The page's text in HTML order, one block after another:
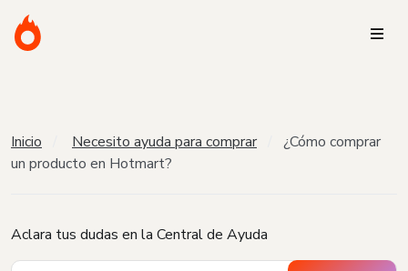
Inicio Necesito ayuda para comprar
¿Cómo comprar
un producto en Hotmart?
Aclara tus dudas en la Central de Ayuda